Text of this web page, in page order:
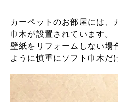
カーペットのお部屋には、
巾木が設置されています。
壁紙をリフォームしない場
ように慎重にソフト巾木だ